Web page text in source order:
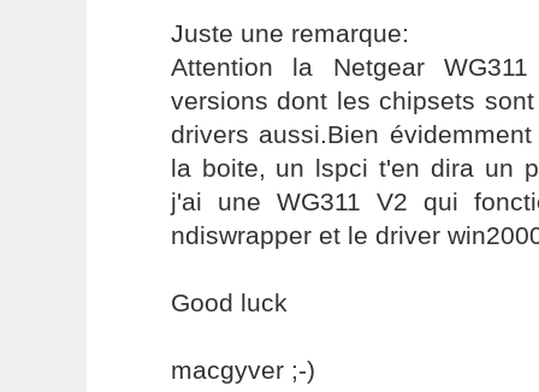
Juste une remarque:
Attention la Netgear
versions dont les chipsets
drivers aussi.Bien
la boite, un lspci t'en dira un
j'ai une WG311 V2 qui
ndiswrapper et le driver
Good luck
macgyver ;-)